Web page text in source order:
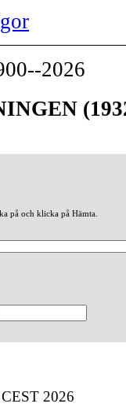
2026
på och klicka på Hämta.
2026